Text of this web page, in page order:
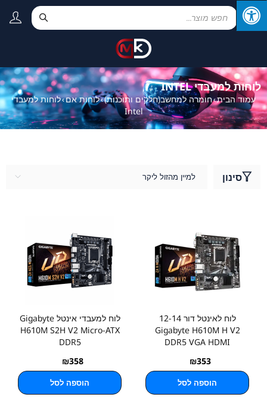
לוחות למעבדי INTEL
עמוד הבית›חומרה למחשב(חלקים ותוכנות)›לוחות אם›לוחות למעבדי
Intel
סינון למיין מהזול ליקר
לוח לאינטל דור 12-14
Gigabyte H610M H V2
DDR5 VGA HDMI
₪353
הוספה לסל
לוח למעבדי אינטל Gigabyte
H610M S2H V2 Micro-ATX
DDR5
₪358
הוספה לסל